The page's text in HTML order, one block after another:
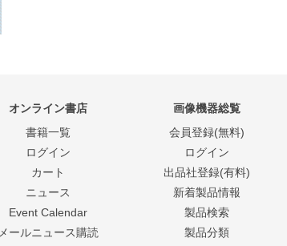
オンライン書店
書籍一覧
ログイン
カート
ニュース
Event Calendar
メールニュース購読
画像機器総覧
会員登録(無料)
ログイン
出品社登録(有料)
新着製品情報
製品検索
製品分類